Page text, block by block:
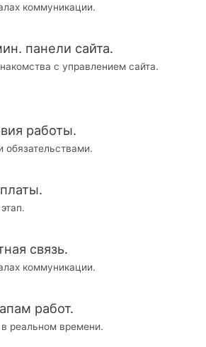
коммуникации.
панели сайта.
с управлением сайта.
работы.
обязательствами.
связь.
коммуникации.
работ.
реальном времени.